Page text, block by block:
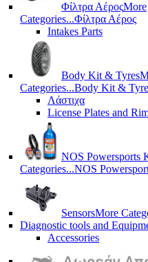
Φίλτρα ΑέροςMore
Categories...Φίλτρα Αέρος
Intakes Parts
Body Kit & Tyres
Categories...Body Kit &
Λάστιχα
License Plates and
NOS Powersports
Categories...NOS
SensorsMore
Diagnostic tools and
Accessories